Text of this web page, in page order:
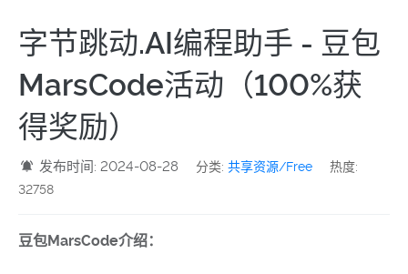
字节跳动.AI编程助手 - 豆包
MarsCode活动（100%获
得奖励）
发布时间: 2024-08-28 分类:共享资源/Free
热度:
32758
豆包MarsCode介绍：